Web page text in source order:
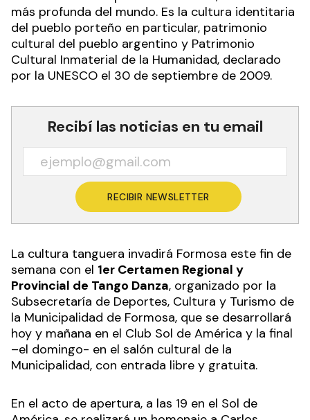
El tango es algo mucho más profundo que un
baile o un género musical. Es algo más que una
suave ondulación puesta en música, es la danza
más profunda del mundo. Es la cultura identitaria
del pueblo porteño en particular, patrimonio
Cultural Inmaterial de la Humanidad, declarado
por la UNESCO​ el 30 de septiembre de 2009.
Recibí las noticias en tu email
La cultura tanguera invadirá Formosa este fin de
semana con el1er Certamen Regional y
Provincial de Tango Danza, organizado por la
Subsecretaría de Deportes, Cultura y Turismo de
la Municipalidad de Formosa, que se desarrollará
–el domingo- en el salón cultural de la
Municipalidad, con entrada libre y gratuita.